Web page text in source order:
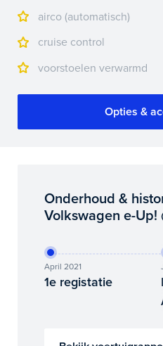
airco (automatisch)
cruise control
voorstoelen verwarmd
Opties &
Onderhoud &
Volkswagen e-Up!
April 2021
1e registatie